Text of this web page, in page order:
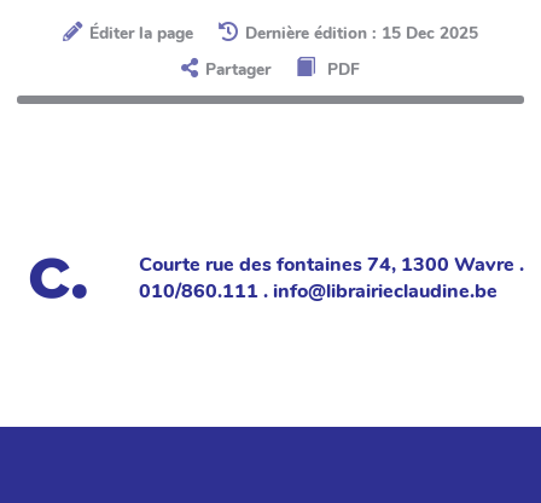
Éditer la page
Dernière édition : 15 Dec 2025
Partager
PDF
Courte rue des fontaines 74, 1300 Wavre .
010/860.111 . info@librairieclaudine.be